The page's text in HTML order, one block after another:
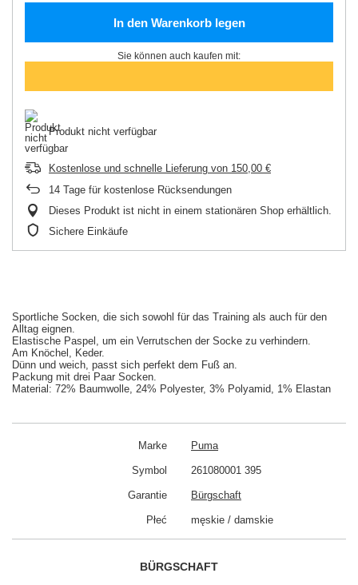
In den Warenkorb legen
Sie können auch kaufen mit:
Produkt nicht verfügbar
Kostenlose und schnelle Lieferung von 150,00 €
14 Tage für kostenlose Rücksendungen
Dieses Produkt ist nicht in einem stationären Shop erhältlich.
Sichere Einkäufe
Sportliche Socken, die sich sowohl für das Training als auch für den
Alltag eignen.
Elastische Paspel, um ein Verrutschen der Socke zu verhindern.
Am Knöchel, Keder.
Dünn und weich, passt sich perfekt dem Fuß an.
Packung mit drei Paar Socken.
Material: 72% Baumwolle, 24% Polyester, 3% Polyamid, 1% Elastan
Marke Puma
Symbol 261080001 395
Garantie Bürgschaft
Płeć męskie / damskie
BÜRGSCHAFT